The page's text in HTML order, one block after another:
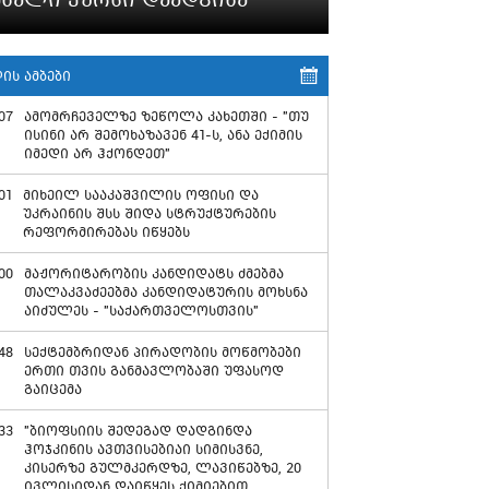
ამბები
ამომრჩეველზე ზეწოლა კახეთში - "თუ
ისინი არ შემოხაზავენ 41-ს, ანა ექიმის
იმედი არ ჰქონდეთ"
მიხეილ სააკაშვილის ოფისი და
უკრაინის შსს შიდა სტრუქტურების
რეფორმირებას იწყებს
მაჟორიტარობის კანდიდატს ძმებმა
თალაკვაძეებმა კანდიდატურის მოხსნა
აიძულეს - "საქართველოსთვის"
სექტემბრიდან პირადობის მოწმობები
ერთი თვის განმავლობაში უფასოდ
გაიცემა
"ბიოფსიის შედეგად დადგინდა
ჰოჯკინის ავთვისებიაი სიმისვნე,
კისერზე გულმკერდზე, ლავიწებზე, 20